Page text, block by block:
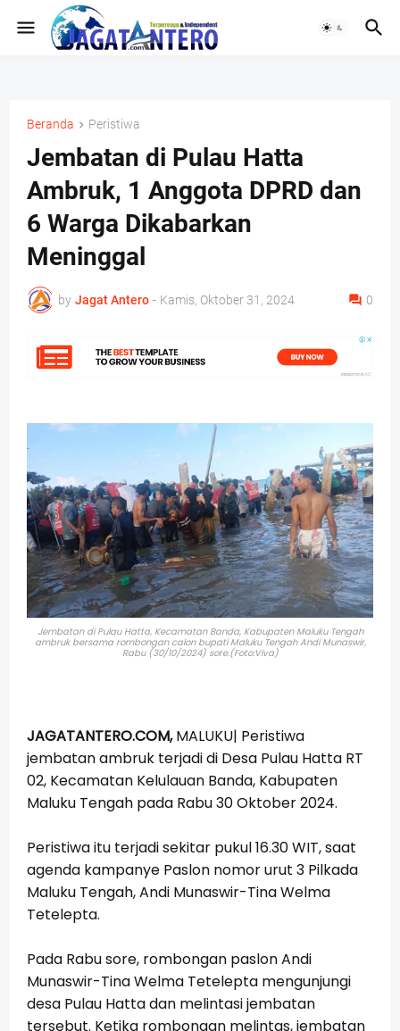
Beranda Peristiwa
Jembatan di Pulau Hatta
Ambruk, 1 Anggota DPRD dan
6 Warga Dikabarkan
Meninggal
by Jagat Antero - Kamis, Oktober 31, 2024 0
Jembatan di Pulau Hatta, Kecamatan Banda, Kabupaten Maluku Tengah
ambruk bersama rombongan calon bupati Maluku Tengah Andi Munaswir,
Rabu (30/10/2024) sore.(Foto:Viva)
JAGATANTERO.COM,MALUKU| Peristiwa
jembatan ambruk terjadi di Desa Pulau Hatta RT
02, Kecamatan Kelulauan Banda, Kabupaten
Maluku Tengah pada Rabu 30 Oktober 2024.
Peristiwa itu terjadi sekitar pukul 16.30 WIT, saat
agenda kampanye Paslon nomor urut 3 Pilkada
Maluku Tengah, Andi Munaswir-Tina Welma
Tetelepta.
Pada Rabu sore, rombongan paslon Andi
Munaswir-Tina Welma Tetelepta mengunjungi
desa Pulau Hatta dan melintasi jembatan
tersebut. Ketika rombongan melintas, jembatan